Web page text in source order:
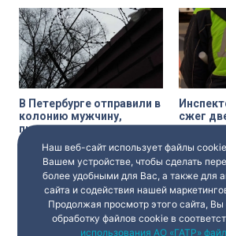
свободы,
пресс-
канале.
В Петербурге отправили в
колонию мужчину,
пытавшегося украсть
куртку из магазина
Мировой судья участка №142
Петербурга вынес приговор
мужчине, признанному
виновным в покушении на
кражу.Происшествия
сжег
получил
Санкт-
приговор
Наш веб-сайт использует файлы
Вашем устройстве, чтобы сделать
более удобными для Вас, а также для
сайта и содействия нашей
Продолжая просмотр этого сайта, Вы
обработку файлов cookie в
использования АО «ГАТР»